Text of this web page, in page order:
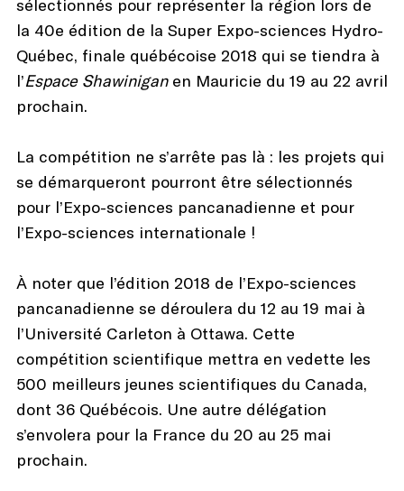
sélectionnés pour représenter la région lors de
la 40e édition de la Super Expo-sciences Hydro-
Québec, finale québécoise 2018 qui se tiendra à
l’Espace Shawiniganen Mauricie du 19 au 22 avril
prochain.
La compétition ne s’arrête pas là : les projets qui
se démarqueront pourront être sélectionnés
pour l’Expo-sciences pancanadienne et pour
l’Expo-sciences internationale !
À noter que l’édition 2018 de l’Expo-sciences
pancanadienne se déroulera du 12 au 19 mai à
l’Université Carleton à Ottawa. Cette
compétition scientifique mettra en vedette les
500 meilleurs jeunes scientifiques du Canada,
dont 36 Québécois. Une autre délégation
s’envolera pour la France du 20 au 25 mai
prochain.